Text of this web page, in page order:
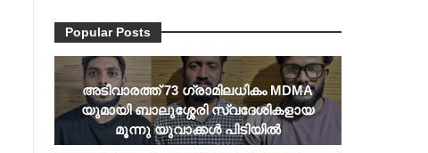
Popular Posts
അടിവാരത്ത് 73 ഗ്രാമിലധികം MDMA
യുമായി ബാലുശ്ശേരി സ്വദേശികളായ
മൂന്നു യുവാക്കൾ പിടിയിൽ